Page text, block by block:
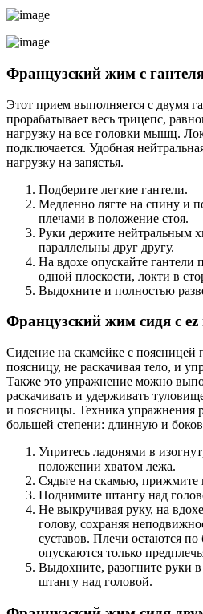
Французский жим с
Этот прием выполняется с двумя
прорабатывает весь трицепс,
нагрузку на все головки мышц.
подключается. Удобная
нагрузку на запястья.
Подберите легкие гантели.
Медленно лягте на спину и
плечами в положение стоя.
Руки держите нейтральным
параллельны друг другу.
На вдохе опускайте гантели
одной плоскости, локти в
Выдохните и полностью
Французский жим сидя с
Сидение на скамейке с поясницей
поясницу, не раскачивая тело, и
Также это упражнение можно
раскачивать и удерживать
и поясницы. Техника упражнения
большей степени: длинную и
Упритесь ладонями в
положении хватом лежа.
Сядьте на скамью, прижмите
Поднимите штангу над
Не выкручивая руку, на
голову, сохраняя
суставов. Плечи остаются
опускаются только
Выдохните, разогните руки
штангу над головой.